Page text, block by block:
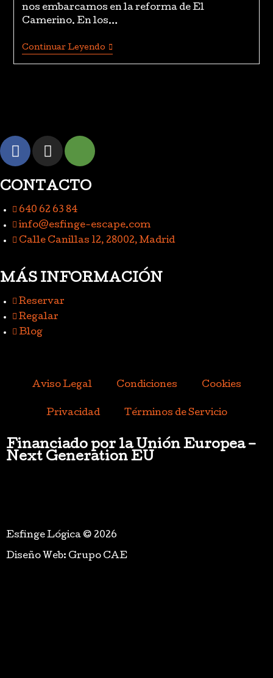
nos embarcamos en la reforma de El
Camerino. En los…
Continuar Leyendo
CONTACTO
640 62 63 84
info@esfinge-escape.com
Calle Canillas 12, 28002, Madrid
MÁS INFORMACIÓN
Reservar
Regalar
Blog
Aviso Legal Condiciones Cookies
Privacidad Términos de Servicio
Financiado por la Unión Europea –
Next Generation EU
Esfinge Lógica © 2026
Diseño Web: Grupo CAE